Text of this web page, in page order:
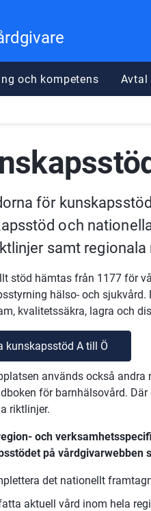
och kompetens Avtal
för
och
samt regionala
stöd hämtas från 1177 för
hälso- och
kvalitetssäkra, lagra och
kunskapsstöd A till Ö
används också
för barnhälsovård.
riktlinjer.
och
på vårdgivarwebben
det nationellt
aktuell vård inom hela